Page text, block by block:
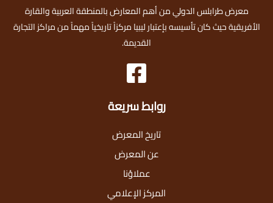
معرض طرابلس الدولي من أهم المعارض بالمنطقة العربية والقارة
الأفريقية حيث كان تأسيسه بإعتبار ليبيا مركزاً تاريخياً مهماً من مراكز التجارة
القديمة.
روابط سريعة
تاريخ المعرض
عن المعرض
عملاؤنا
المركز الإعلامي